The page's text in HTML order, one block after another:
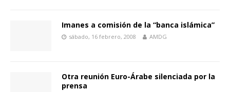
Imanes a comisión de la “banca islámica”
sábado, 16 febrero, 2008 AMDG
Otra reunión Euro-Árabe silenciada por la
prensa